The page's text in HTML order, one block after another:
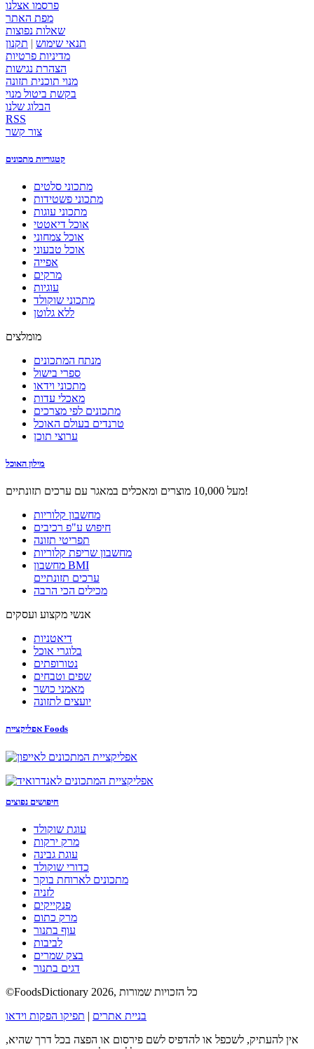
פרסמו אצלנו
מפת האתר
שאלות נפוצות
תנאי שימוש | תקנון
מדיניות פרטיות
הצהרת נגישות
מנוי תוכנית תזונה
בקשת ביטול מנוי
הבלוג שלנו
RSS
צור קשר
קטגוריות מתכונים
מתכוני סלטים
מתכוני פשטידות
מתכוני עוגות
אוכל דיאטטי
אוכל צמחוני
אוכל טבעוני
אפייה
מרקים
עוגיות
מתכוני שוקולד
ללא גלוטן
מומלצים
מנתח המתכונים
ספרי בישול
מתכוני וידאו
מאכלי עדות
מתכונים לפי מצרכים
טרנדים בעולם האוכל
ערוצי תוכן
מילון האוכל
מעל 10,000 מוצרים ומאכלים במאגר עם ערכים תזונתיים!
מחשבון קלוריות
חיפוש ע"פ רכיבים
תפריטי תזונה
מחשבון שריפת קלוריות
מחשבון BMI
ערכים תזונתיים
מכילים הכי הרבה
אנשי מקצוע ועסקים
דיאטניות
בלוגרי אוכל
נטורופתים
שפים וטבחים
מאמני כושר
יועצים לתזונה
אפליקציית Foods
חיפושים נפוצים
עוגת שוקולד
מרק ירקות
עוגת גבינה
כדורי שוקולד
מתכונים לארוחת בוקר
לזניה
פנקייקים
מרק כתום
עוף בתנור
לביבות
בצק שמרים
דגים בתנור
©FoodsDictionary 2026, כל הזכויות שמורות
בניית אתרים | תפיקו הפקות וידאו
אין להעתיק, לשכפל או להדפיס לשם פירסום או הפצה בכל דרך שהיא,